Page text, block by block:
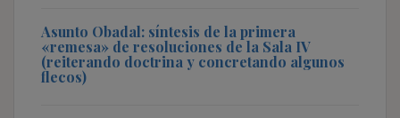
Asunto Obadal: síntesis de la primera
«remesa» de resoluciones de la Sala IV
(reiterando doctrina y concretando algunos
flecos)